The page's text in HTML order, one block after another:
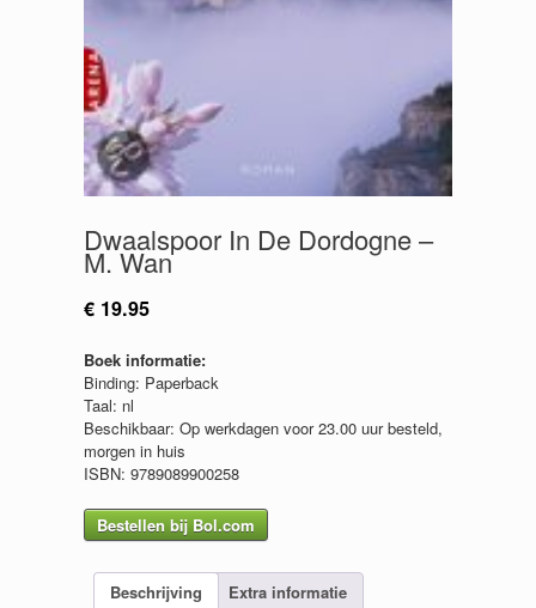
Dwaalspoor In De Dordogne –
M. Wan
€ 19.95
Boek informatie:
Binding: Paperback
Taal: nl
Beschikbaar: Op werkdagen voor 23.00 uur besteld,
morgen in huis
ISBN: 9789089900258
Bestellen bij Bol.com
Beschrijving Extra informatie